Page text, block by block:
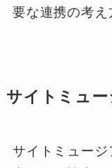
要な連携の考え
サイトミュ
サイトミュー